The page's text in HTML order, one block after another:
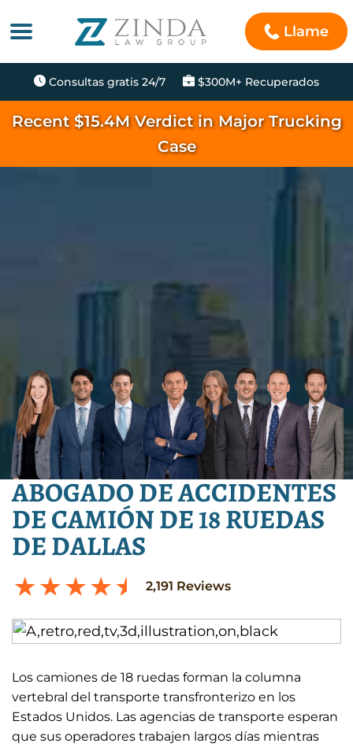
Llame
Consultas gratis 24/7 $300M+ Recuperados
Recent $15.4M Verdict in Major Trucking
Case
ABOGADO DE ACCIDENTES
DE CAMIÓN DE 18 RUEDAS
DE DALLAS
2,191 Reviews
Los camiones de 18 ruedas forman la columna
vertebral del transporte transfronterizo en los
Estados Unidos. Las agencias de transporte esperan
que sus operadores trabajen largos días mientras